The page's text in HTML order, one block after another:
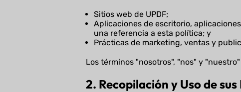
Sitios web de UPDF;
Aplicaciones de escritorio,
una referencia a esta política; y
Prácticas de marketing, ventas y
Los términos "nosotros", "nos" y
2. Recopilación y Uso de